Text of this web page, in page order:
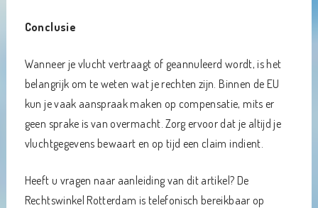
Conclusie
Wanneer je vlucht vertraagt of geannuleerd wordt, is het
belangrijk om te weten wat je rechten zijn. Binnen de EU
kun je vaak aanspraak maken op compensatie, mits er
geen sprake is van overmacht. Zorg ervoor dat je altijd je
vluchtgegevens bewaart en op tijd een claim indient.
Heeft u vragen naar aanleiding van dit artikel? De
Rechtswinkel Rotterdam is telefonisch bereikbaar op